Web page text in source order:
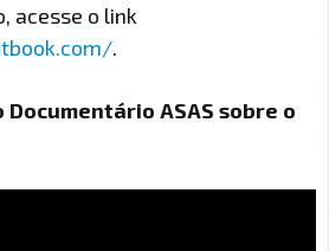
acesse o link
.
ASAS sobre o